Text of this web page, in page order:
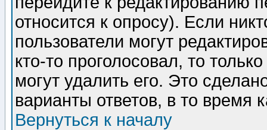
относится к опросу). Если
пользователи могут
кто-то проголосовал, то
могут удалить его. Это
варианты ответов, в то время
Вернуться к началу